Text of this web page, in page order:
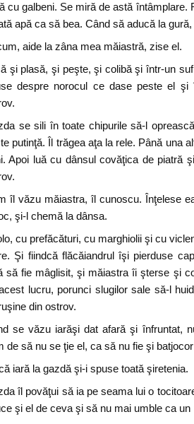
cu galbeni. Se miră de astă întâmplare.
apă ca să bea. Când să aducă la
aide la zâna mea măiastră, zise el.
şi plasă, şi peşte, şi colibă şi într-un
despre norocul ce dase peste el
se sili în toate chipurile să-l
putinţă. Îl trăgea aţa la rele. Până una
Apoi luă cu dânsul covăţica de piatră
îl văzu măiastra, îl cunoscu. Înţelese
şi-l chemă la dânsa.
cu prefăcături, cu marghiolii şi cu
Şi fiindcă flăcăiandrul îşi pierduse
să fie mâglisit, şi măiastra îi şterse şi
lucru, porunci slugilor sale să-l
din ostrov.
se văzu iarăşi dat afară şi înfruntat,
de să nu se ţie el, ca să nu fie şi
iară la gazdă şi-i spuse toată şiretenia.
îl povăţui să ia pe seama lui o
şi el de ceva şi să nu mai umble ca